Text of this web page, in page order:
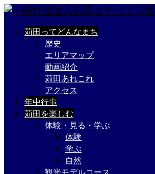
苅田ってどんなまち
歴史
エリアマップ
動画紹介
苅田あれこれ
アクセス
年中行事
苅田を楽しむ
体験・見る・学ぶ
体験
学ぶ
自然